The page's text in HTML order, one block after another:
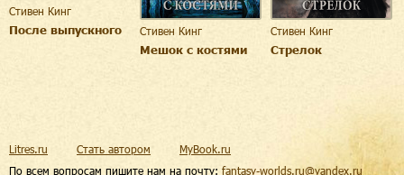
Стивен Кинг
После выпускного Стивен Кинг
Мешок с костями
Стивен Кинг
Стрелок
По всем вопросам пишите нам на почту: fantasy-worlds.ru@yandex.ru
Litres.ru Стать автором MyBook.ru